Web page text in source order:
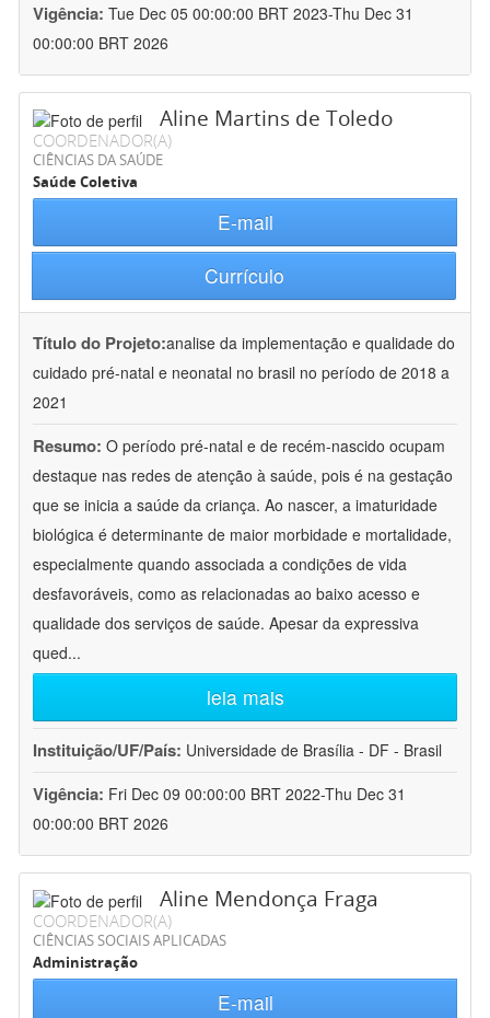
Vigência: Tue Dec 05 00:00:00 BRT 2023-Thu Dec 31
00:00:00 BRT 2026
Aline Martins de Toledo
COORDENADOR(A)
CIÊNCIAS DA SAÚDE
Saúde Coletiva
E-mail
Currículo
Título do Projeto:analise da implementação e qualidade do
cuidado pré-natal e neonatal no brasil no período de 2018 a
2021
Resumo: O período pré-natal e de recém-nascido ocupam
destaque nas redes de atenção à saúde, pois é na gestação
que se inicia a saúde da criança. Ao nascer, a imaturidade
biológica é determinante de maior morbidade e mortalidade,
especialmente quando associada a condições de vida
desfavoráveis, como as relacionadas ao baixo acesso e
qualidade dos serviços de saúde. Apesar da expressiva
qued...
leia mais
Instituição/UF/País: Universidade de Brasília - DF - Brasil
Vigência: Fri Dec 09 00:00:00 BRT 2022-Thu Dec 31
00:00:00 BRT 2026
Aline Mendonça Fraga
COORDENADOR(A)
CIÊNCIAS SOCIAIS APLICADAS
Administração
E-mail